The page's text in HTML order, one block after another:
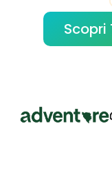
Scopri